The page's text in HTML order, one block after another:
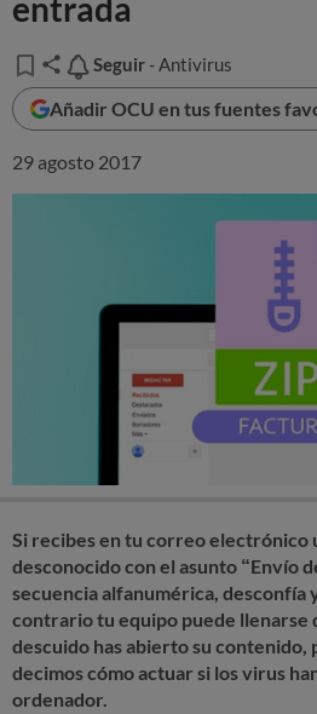
entrada
Seguir
Seguir - Antivirus
Añadir OCU en tus fuentes
29 agosto 2017
Si recibes en tu correo electrónico
desconocido con el asunto “Envío
secuencia alfanumérica, desconfía
contrario tu equipo puede llenarse
descuido has abierto su contenido,
decimos cómo actuar si los virus
ordenador.